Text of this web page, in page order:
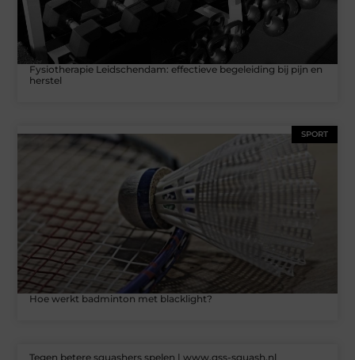
Fysiotherapie Leidschendam: effectieve begeleiding bij pijn en
herstel
SPORT
Hoe werkt badminton met blacklight?
Tegen betere squashers spelen | www.qss-squash.nl